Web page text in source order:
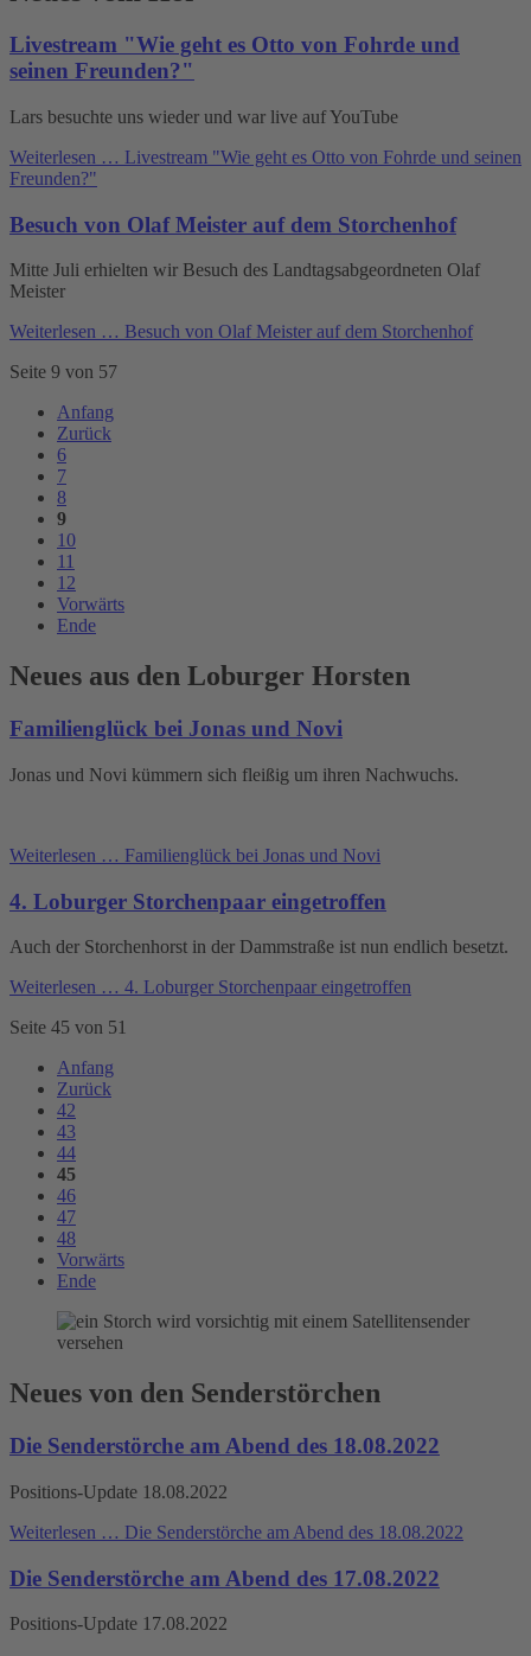
Livestream "Wie geht es Otto von Fohrde und
seinen Freunden?"
Lars besuchte uns wieder und war live auf YouTube
Weiterlesen … Livestream "Wie geht es Otto von Fohrde und seinen
Freunden?"
Besuch von Olaf Meister auf dem Storchenhof
Mitte Juli erhielten wir Besuch des Landtagsabgeordneten Olaf
Meister
Weiterlesen … Besuch von Olaf Meister auf dem Storchenhof
Seite 9 von 57
Anfang
Zurück
6
7
8
9
10
11
12
Vorwärts
Ende
Neues aus den Loburger Horsten
Familienglück bei Jonas und Novi
Jonas und Novi kümmern sich fleißig um ihren Nachwuchs.
Weiterlesen … Familienglück bei Jonas und Novi
4. Loburger Storchenpaar eingetroffen
Auch der Storchenhorst in der Dammstraße ist nun endlich besetzt.
Weiterlesen … 4. Loburger Storchenpaar eingetroffen
Seite 45 von 51
Anfang
Zurück
42
43
44
45
46
47
48
Vorwärts
Ende
Neues von den Senderstörchen
Die Senderstörche am Abend des 18.08.2022
Positions-Update 18.08.2022
Weiterlesen … Die Senderstörche am Abend des 18.08.2022
Die Senderstörche am Abend des 17.08.2022
Positions-Update 17.08.2022